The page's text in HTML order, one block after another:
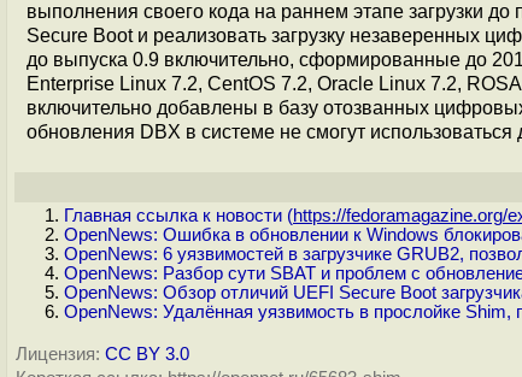
выполнения своего кода на раннем этапе загрузки
Secure Boot и реализовать загрузку незаверенных
до выпуска 0.9 включительно, сформированные до
Enterprise Linux 7.2, CentOS 7.2, Oracle Linux 7.2,
включительно добавлены в базу отозванных
обновления DBX в системе не смогут
Главная ссылка к новости (https://fedoramagazine.org/
OpenNews: Ошибка в обновлении к Windows
OpenNews: 6 уязвимостей в загрузчике GRUB2,
OpenNews: Разбор сути SBAT и проблем с
OpenNews: Обзор отличий UEFI Secure Boot
OpenNews: Удалённая уязвимость в прослойке
Лицензия: CC BY 3.0